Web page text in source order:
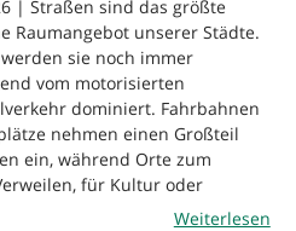
| Straßen sind das größte
Raumangebot unserer Städte.
sie noch immer
vom motorisierten
dominiert. Fahrbahnen
nehmen einen Großteil
ein, während Orte zum
für Kultur oder
Weiterlesen